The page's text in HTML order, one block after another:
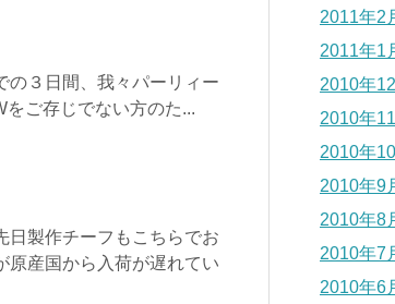
の３日間、我々パーリィー
をご存じでない方のた...
日製作チーフもこちらでお
原産国から入荷が遅れてい
2011年2
2011年1
2010年
2010年
2010年
2010年9
2010年8
2010年7
2010年6